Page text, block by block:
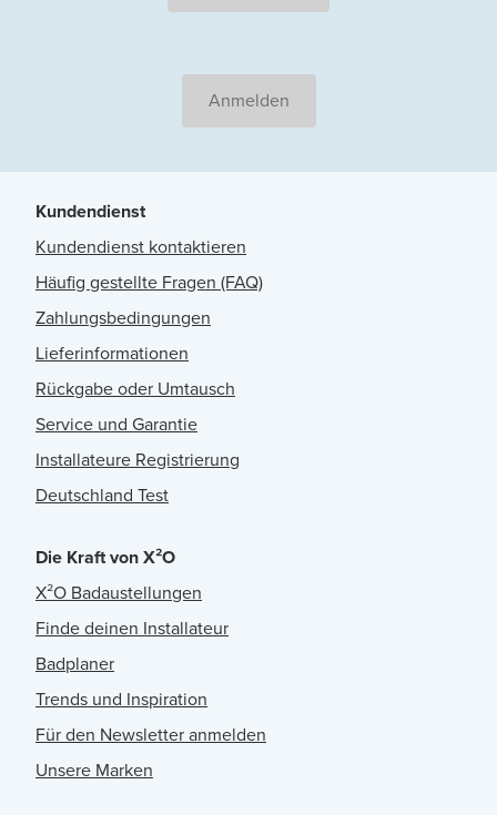
Anmelden
Kundendienst
Kundendienst kontaktieren
Häufig gestellte Fragen (FAQ)
Zahlungsbedingungen
Lieferinformationen
Rückgabe oder Umtausch
Service und Garantie
Installateure Registrierung
Deutschland Test
Die Kraft von X²O
X²O Badaustellungen
Finde deinen Installateur
Badplaner
Trends und Inspiration
Für den Newsletter anmelden
Unsere Marken